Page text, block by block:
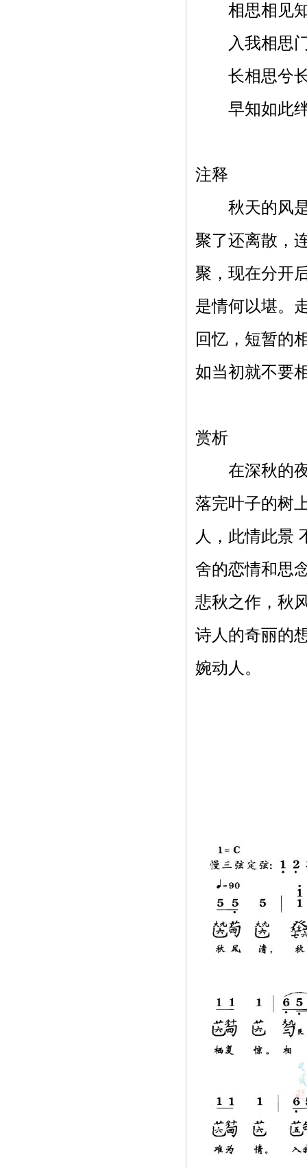
相思相见知
入我相思门
长相思兮长
早知如此绊
注释
秋天的风是
聚了还离散，
聚，现在分开
是情何以堪。
回忆，短暂的
如当初就不要
赏析
在深秋的夜
落完叶子的树
人，此情此景
舍的恋情和思
悲秋之作，秋
诗人的奇丽的
婉动人。